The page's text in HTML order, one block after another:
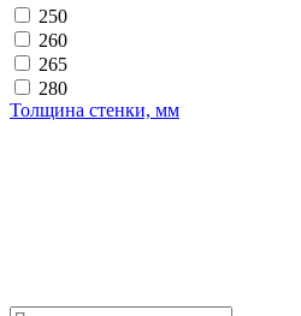
250
260
265
280
Толщина стенки, мм